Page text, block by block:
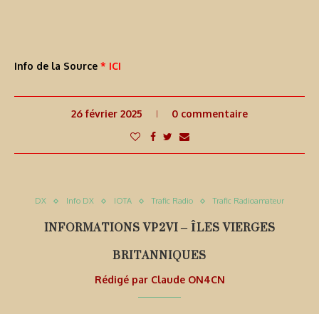
Info de la Source * ICI
26 février 2025 0 commentaire
DX Info DX IOTA Trafic Radio Trafic Radioamateur
INFORMATIONS VP2VI – ÎLES VIERGES
BRITANNIQUES
Rédigé par Claude ON4CN